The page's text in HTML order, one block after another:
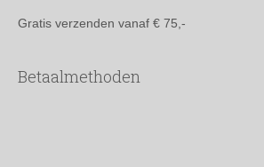
Gratis verzenden vanaf € 75,-
Betaalmethoden